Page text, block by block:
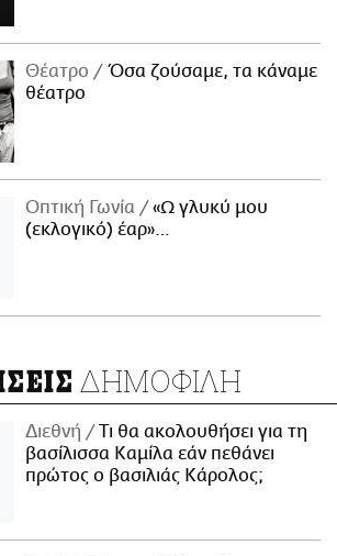
Θέατρο
Όσα ζούσαμε, τα κάναμε
θέατρο
Οπτική Γωνία
«Ω γλυκύ μου
(εκλογικό) έαρ»…
ΔΗΜΟΦΙΛΗ
Διεθνή
Τι θα ακολουθήσει για τη
βασίλισσα Καμίλα εάν πεθάνει
πρώτος ο βασιλιάς Κάρολος;